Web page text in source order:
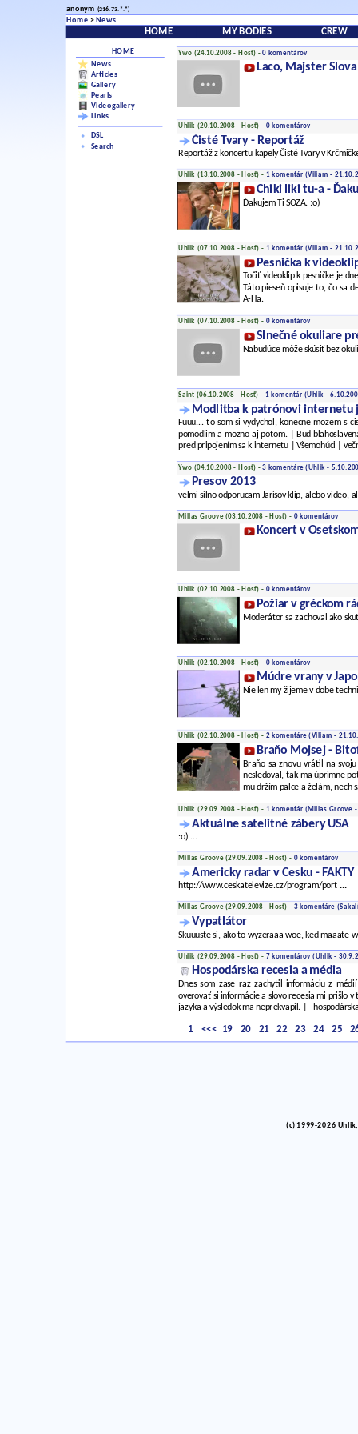
anonym (216.73.*.*)
Home > News
HOME MY BODIES CREW
HOME
News
Articles
Gallery
Pearls
Videogallery
Links
DSL
Search
Ywo (24.10.2008 - Hosť) -0 komentárov
Laco, Majster
Uhlik (20.10.2008 - Hosť) - 0 komentárov
Čisté Tvary - Reportáž
Reportáž z koncertu kapely Čisté Tvary v
Uhlik (13.10.2008 - Hosť) - 1 komentár (Viliam -
Chiki liki tu-a -
Ďakujem Ti SOZA. :o)
Uhlik (07.10.2008 - Hosť) - 1 komentár (Viliam -
Pesnička k
Točiť videoklip k pesničke je
Táto pieseň opisuje to, čo sa
A-Ha.
Uhlik (07.10.2008 - Hosť) - 0 komentárov
Slnečné okuliare
Nabudúce môže skúsiť bez
Saint (06.10.2008 - Hosť) - 1 komentár (Uhlik -
Modlitba k patrónovi internetu
Fuuu... to som si vydychol, konecne mozem s
pomodlim a mozno aj potom. | Bud
pred pripojením sa k internetu | Všemohúci |
Ywo (04.10.2008 - Hosť) -3 komentáre(Uhlik -
Presov 2013
velmi silno odporucam Jarisov klip, alebo video,
Millas Groove (03.10.2008 - Hosť) - 0 komentárov
Koncert v
Uhlik (02.10.2008 - Hosť) - 0 komentárov
Požiar v gréckom
Moderátor sa zachoval ako
Uhlik (02.10.2008 - Hosť) - 0 komentárov
Múdre vrany v
Nie len my žijeme v dobe
Uhlik (02.10.2008 - Hosť) - 2 komentáre(Viliam -
Braňo Mojsej -
Braňo sa znovu vrátil na
nesledoval, tak ma úprimne
mu držím palce a želám, nech
Uhlik (29.09.2008 - Hosť) - 1 komentár (Millas Groove
Aktuálne satelitné zábery USA
:o) ...
Millas Groove (29.09.2008 - Hosť) - 0 komentárov
Americky radar v Cesku - FAKTY
http://www.ceskatelevize.cz/program/port ...
Millas Groove (29.09.2008 - Hosť) - 3 komentáre
Vypatlátor
Skuuuste si, ako to wyzeraaa woe, ked maaate
Uhlik (29.09.2008 - Hosť) - 7 komentárov (Uhlik -
Hospodárska recesia a média
Dnes som zase raz zachytil informáciu z
overovať si informácie a slovo recesia mi prišlo
jazyka a výsledok ma neprekvapil. | -
1 <<< 19 20 21 22 23 24 25
(c) 1999-2026 Uhlik,